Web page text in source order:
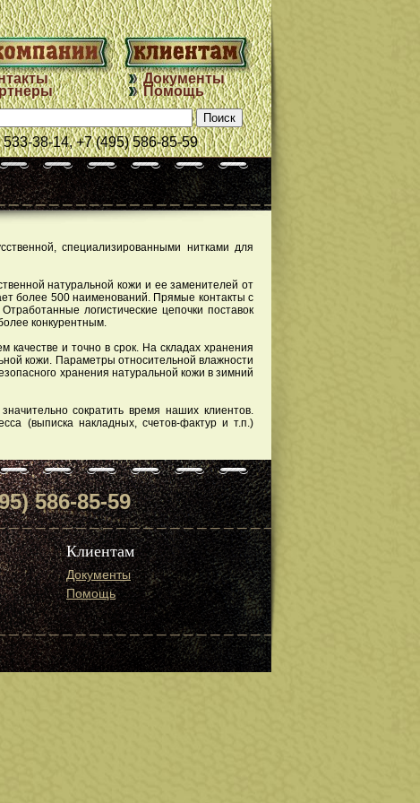
Документы
Помощь
533-38-14, +7 (495) 586-85-59
специализированными нитками для
натуральной кожи и ее заменителей от
более 500 наименований. Прямые контакты с
логистические цепочки поставок
конкурентным.
качестве и точно в срок. На складах хранения
кожи. Параметры относительной влажности
хранения натуральной кожи в зимний
сократить время наших клиентов.
(выписка накладных, счетов-фактур и т.п.)
586-85-59
Клиентам
Документы
Помощь